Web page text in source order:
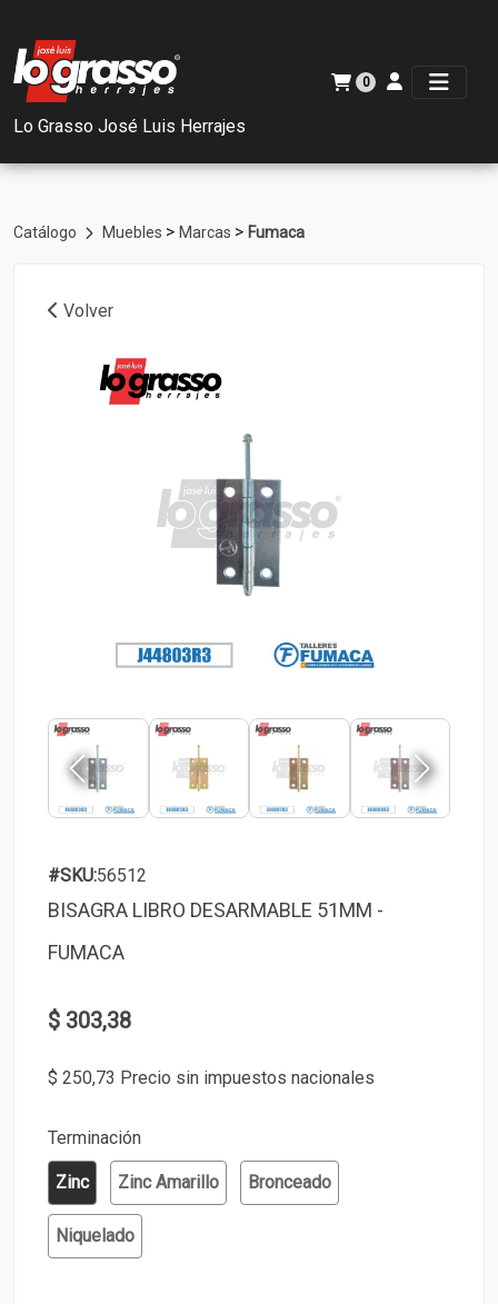
Lo Grasso José Luis Herrajes
0
Catálogo Muebles > Marcas > Fumaca
Volver
#SKU:56512
BISAGRA LIBRO DESARMABLE 51MM -
FUMACA
$ 303,38
$ 250,73 Precio sin impuestos nacionales
Terminación
Zinc Zinc Amarillo Bronceado
Niquelado